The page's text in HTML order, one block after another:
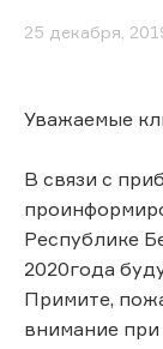
25 декабря,
Уважаемые
В связи с
Республике
2020года
Примите,
внимание